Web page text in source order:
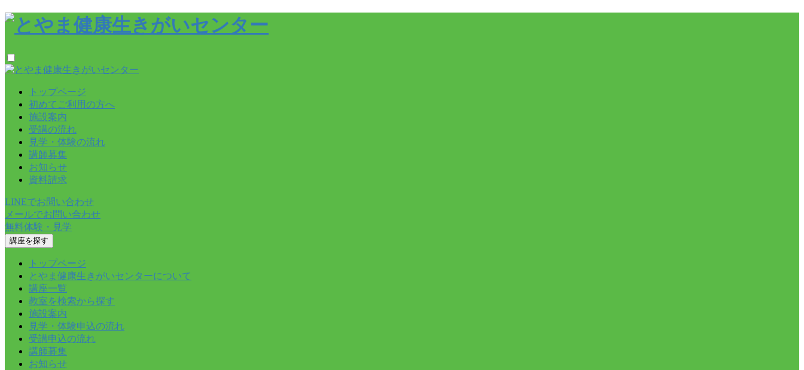
トップページ
初めてご利用の方へ
施設案内
受講の流れ
見学・体験の流れ
講師募集
お知らせ
資料請求
LINEでお問い合わせ
メールでお問い合わせ
無料体験・見学
講座を探す
トップページ
とやま健康生きがいセンターについて
講座一覧
教室を検索から探す
施設案内
見学・体験申込の流れ
受講申込の流れ
講師募集
お知らせ